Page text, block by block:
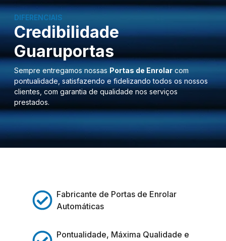
DIFERENCIAIS
Credibilidade
Guaruportas
Sempre entregamos nossas Portas de Enrolar com
pontualidade, satisfazendo e fidelizando todos os nossos
clientes, com garantia de qualidade nos serviços
prestados.
Fabricante de Portas de Enrolar
Automáticas
Pontualidade, Máxima Qualidade e